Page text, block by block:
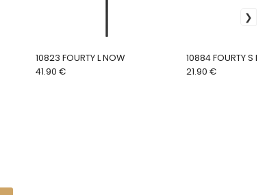
10823 FOURTY L NOW
41.90 €
10884 FOURTY S NOW
21.90 €